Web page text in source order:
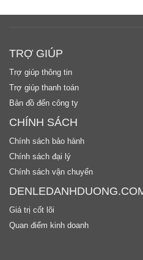
TRỢ GIÚP
Trợ giúp thông tin
Trợ giúp thanh toán
Bản đồ đến công ty
CHÍNH SÁCH
Chính sách bảo hành
Chính sách đại lý
Chính sách vận chuyển
Giá trị cốt lõi
Quan điểm kinh doanh